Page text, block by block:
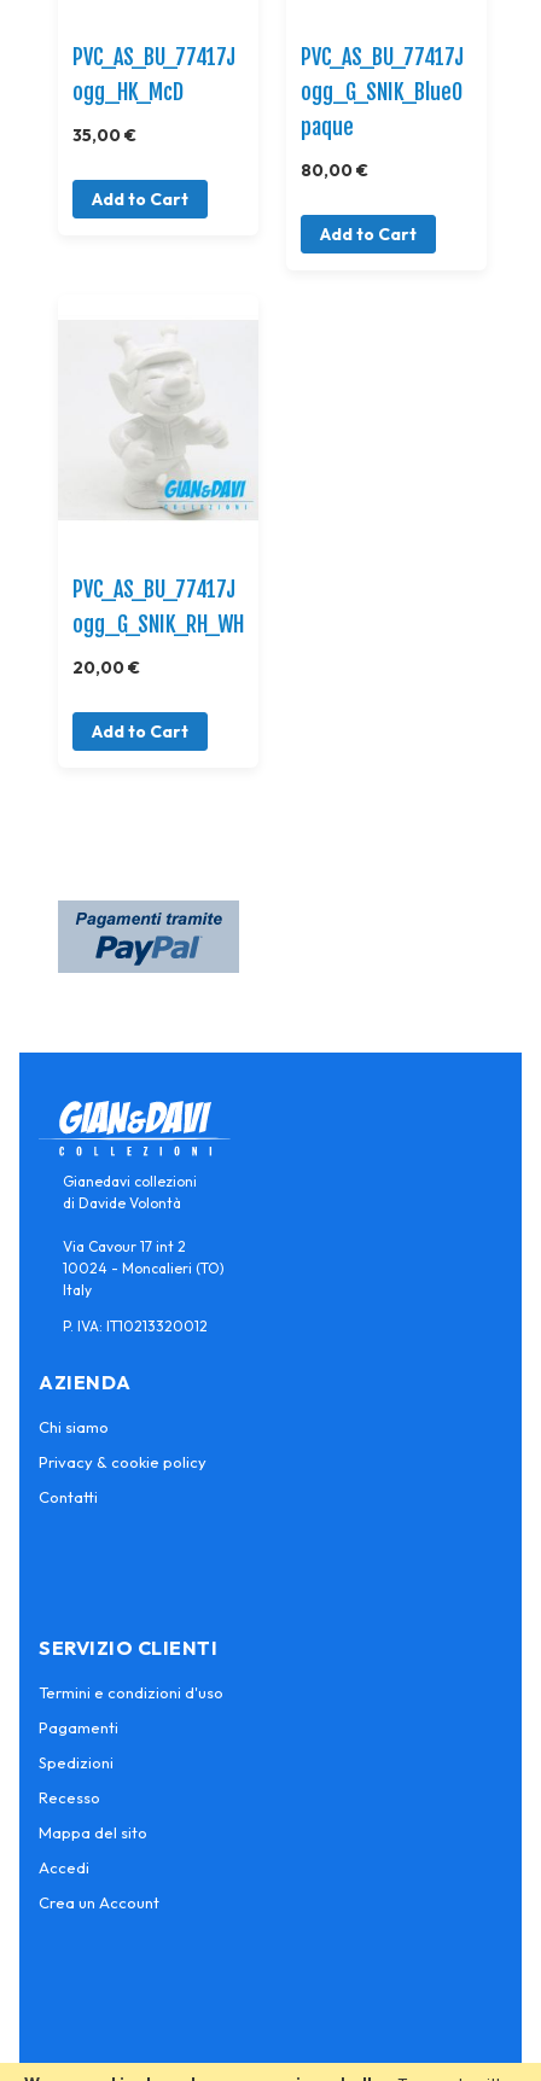
PVC_AS_BU_77417J
ogg_HK_McD
35,00 €
Add to Cart
PVC_AS_BU_77417J
ogg_G_SNIK_BlueO
paque
80,00 €
Add to Cart
PVC_AS_BU_77417J
ogg_G_SNIK_RH_WH
20,00 €
Add to Cart
Gianedavi collezioni
di Davide Volontà
Via Cavour 17 int 2
10024 - Moncalieri (TO)
Italy
P. IVA: IT10213320012
AZIENDA
Chi siamo
Privacy & cookie policy
Contatti
SERVIZIO CLIENTI
Termini e condizioni d'uso
Pagamenti
Spedizioni
Recesso
Mappa del sito
Accedi
Crea un Account